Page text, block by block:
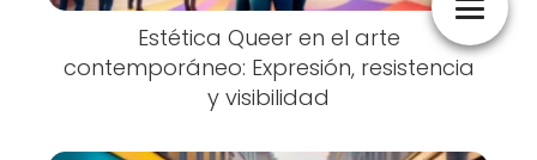
Estética Queer en el arte
contemporáneo: Expresión, resistencia
y visibilidad